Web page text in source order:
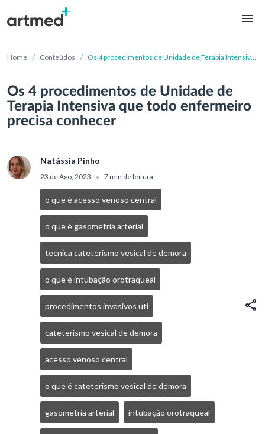
Home / Conteúdos / Os 4 procedimentos de Unidade de Terapia Intensiva
Os 4 procedimentos de Unidade de
Terapia Intensiva que todo enfermeiro
precisa conhecer
Natássia Pinho
23 de Ago, 2023 • 7 min de leitura
o que é acesso venoso central
o que é gasometria arterial
tecnica cateterismo vesical de demora
o que é intubação orotraqueal
procedimentos invasivos uti
cateterismo vesical de demora
acesso venoso central
o que é cateterismo vesical de demora
gasometria arterial intubação orotraqueal